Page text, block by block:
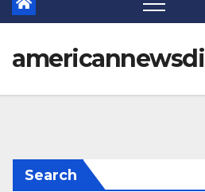
americannewsdi
Search